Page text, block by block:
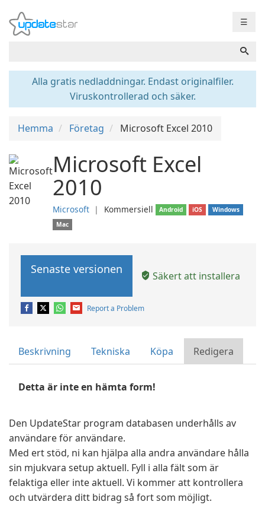
☰
Alla gratis nedladdningar. Endast originalfiler.
Viruskontrollerad och säker.
Hemma Företag Microsoft Excel 2010
Microsoft Excel
2010
Microsoft ❘ Kommersiell Android iOS
Windows
Mac
Senaste versionen Säkert att installera
Report a Problem
Beskrivning Tekniska Köpa Redigera
Detta är inte en hämta form!
Den UpdateStar program databasen underhålls av
användare för användare.
Med ert stöd, ni kan hjälpa alla andra användare hålla
sin mjukvara setup aktuell. Fyll i alla fält som är
felaktiga eller inte aktuell. Vi kommer att kontrollera
och utvärdera ditt bidrag så fort som möjligt.